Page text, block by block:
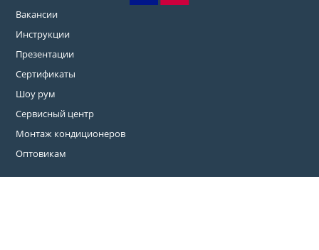
Вакансии
Инструкции
Презентации
Сертификаты
Шоу рум
Сервисный центр
Монтаж кондиционеров
Оптовикам